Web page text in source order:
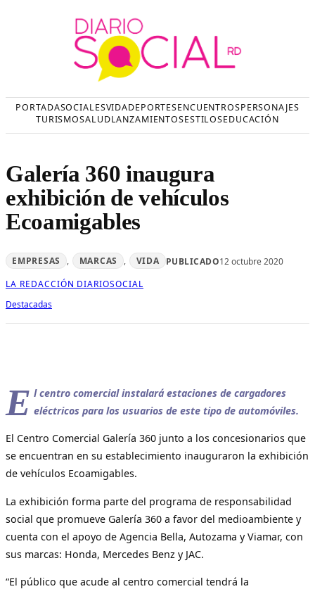
PORTADASOCIALESVIDADEPORTESENCUENTROSPERSONAJES
TURISMOSALUDLANZAMIENTOSESTILOSEDUCACIÓN
Galería 360 inaugura
exhibición de vehículos
Ecoamigables
EMPRESAS , MARCAS , VIDA PUBLICADO12 octubre 2020
LA REDACCIÓN DIARIOSOCIAL
Destacadas
E l centro comercial instalará estaciones de cargadores
eléctricos para los usuarios de este tipo de automóviles.
El Centro Comercial Galería 360 junto a los concesionarios que
se encuentran en su establecimiento inauguraron la exhibición
de vehículos Ecoamigables.
La exhibición forma parte del programa de responsabilidad
social que promueve Galería 360 a favor del medioambiente y
cuenta con el apoyo de Agencia Bella, Autozama y Viamar, con
sus marcas: Honda, Mercedes Benz y JAC.
“El público que acude al centro comercial tendrá la